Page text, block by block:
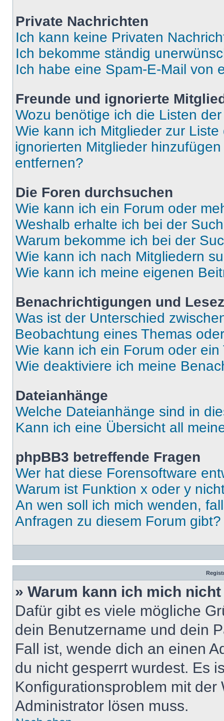
Private Nachrichten
Ich kann keine Privaten
Ich bekomme ständig
Ich habe eine Spam-E-Mail von
Freunde und ignorierte
Wozu benötige ich die Listen
Wie kann ich Mitglieder zur
ignorierten Mitglieder
entfernen?
Die Foren durchsuchen
Wie kann ich ein Forum oder
Weshalb erhalte ich bei der
Warum bekomme ich bei der
Wie kann ich nach Mitgliedern
Wie kann ich meine eigenen
Benachrichtigungen und
Was ist der Unterschied
Beobachtung eines Themas
Wie kann ich ein Forum oder
Wie deaktiviere ich meine
Dateianhänge
Welche Dateianhänge sind in
Kann ich eine Übersicht all
phpBB3 betreffende Fragen
Wer hat diese Forensoftware
Warum ist Funktion x oder y
An wen soll ich mich wenden,
Anfragen zu diesem Forum gibt?
» Warum kann ich mich
Dafür gibt es viele mögliche
dein Benutzername und dein
Fall ist, wende dich an einen
du nicht gesperrt wurdest. Es
Konfigurationsproblem mit
Administrator lösen muss.